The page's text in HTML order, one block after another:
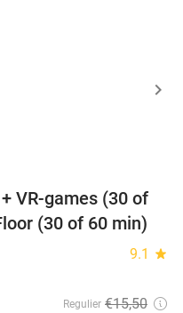
49%
VR-games (30 of
(30 of 60 min)
9.1 star
Regulier €15,50